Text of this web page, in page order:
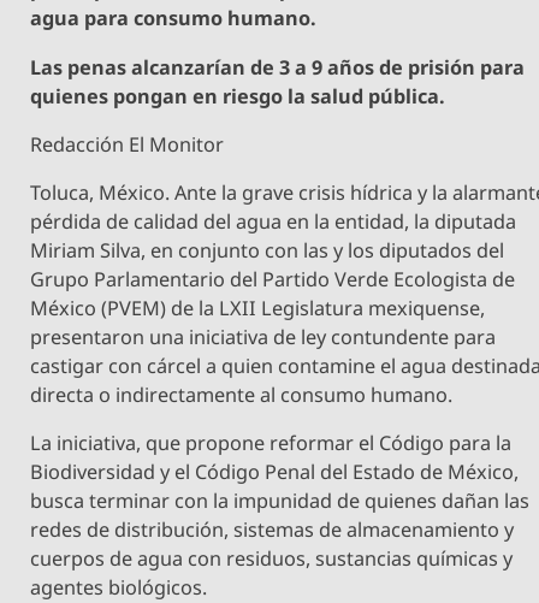
agua para consumo humano.
Las penas alcanzarían de 3 a 9 años de prisión para
quienes pongan en riesgo la salud pública.
Redacción El Monitor
Toluca, México. Ante la grave crisis hídrica y la
pérdida de calidad del agua en la entidad, la diputada
Miriam Silva, en conjunto con las y los diputados del
Grupo Parlamentario del Partido Verde Ecologista de
México (PVEM) de la LXII Legislatura mexiquense,
presentaron una iniciativa de ley contundente para
castigar con cárcel a quien contamine el agua
directa o indirectamente al consumo humano.
La iniciativa, que propone reformar el Código para la
Biodiversidad y el Código Penal del Estado de México,
busca terminar con la impunidad de quienes dañan las
redes de distribución, sistemas de almacenamiento y
cuerpos de agua con residuos, sustancias químicas y
agentes biológicos.